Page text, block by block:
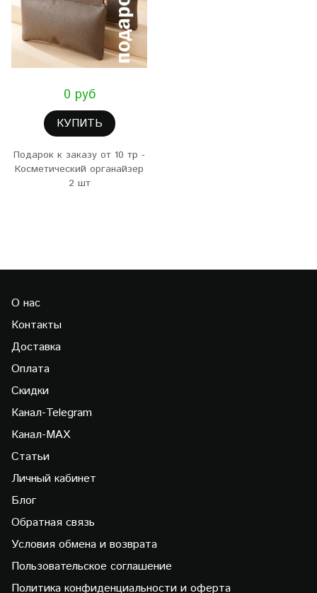
0 руб
КУПИТЬ
Подарок к заказу от 10 тр -
Косметический органайзер
2 шт
О нас
Контакты
Доставка
Оплата
Скидки
Канал-Telegram
Канал-МAX
Статьи
Личный кабинет
Блог
Обратная связь
Условия обмена и возврата
Пользовательское соглашение
Политика конфиденциальности и оферта